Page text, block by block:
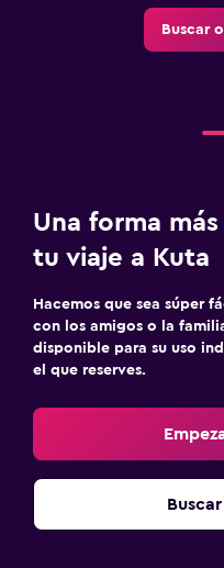
Buscar
Una forma
tu viaje a Kuta
Hacemos que sea súper
con los amigos o la
disponible para su uso
el que reserves.